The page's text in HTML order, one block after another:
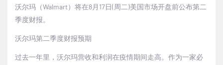
沃尔玛（Walmart）将在8月17日(周二)美国市场开盘前公布第二
季度财报。
沃尔玛第二季度财报预期
过去一年里，沃尔玛营收和利润在疫情期间走高。作为一家必